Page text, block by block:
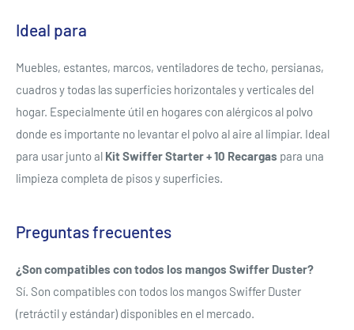
Ideal para
Muebles, estantes, marcos, ventiladores de techo, persianas,
cuadros y todas las superficies horizontales y verticales del
hogar. Especialmente útil en hogares con alérgicos al polvo
donde es importante no levantar el polvo al aire al limpiar. Ideal
para usar junto al Kit Swiffer Starter + 10 Recargas para una
limpieza completa de pisos y superficies.
Preguntas frecuentes
¿Son compatibles con todos los mangos Swiffer Duster?
Sí. Son compatibles con todos los mangos Swiffer Duster
(retráctil y estándar) disponibles en el mercado.
Se requiere iniciar sesión
Inicie sesión en su cuenta para agregar productos a su